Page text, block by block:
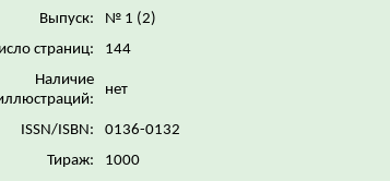
Выпуск:
№ 1 (2)
страниц:
144
Наличие
нет
ISSN/ISBN:
0136-0132
Тираж:
1000